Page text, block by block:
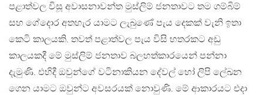
පළාත්වල විසූ අවාසනාවන්ත මුස්ලිම් ජනතාවට තම ගම්බිම්
සහ ගේදොර අතහැර යාමට ලැබුණේ පැය දෙකක් වැනි ඉතා
කෙටි කාලයකි. තවත් පළාත්වල පැය විසි හතරකට අඩු
කාලයකදී මේ මුස්ලිම් ජනතාව බලහත්කාරයෙන් පන්නා
දැමුණි. එහිදී ඔවුන්ගේ වටිනාකියන දේවල් හෝ ලිපි ලේඛන
ගෙන යාමට ඔවුන්ට අවසරයක් නොවුණි. මේ ආකාරයට එදා